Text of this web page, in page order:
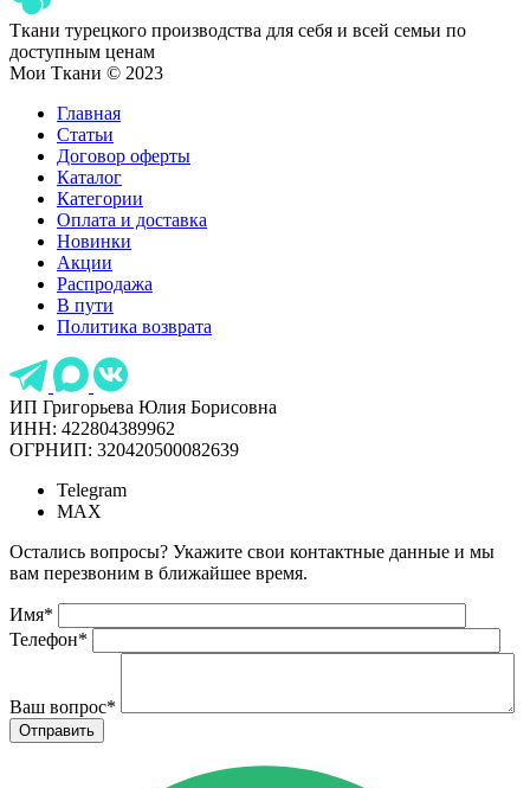
Ткани турецкого производства для себя и всей семьи по
доступным ценам
Мои Ткани © 2023
Главная
Статьи
Договор оферты
Каталог
Категории
Оплата и доставка
Новинки
Акции
Распродажа
В пути
Политика возврата
ИП Григорьева Юлия Борисовна
ИНН: 422804389962
ОГРНИП: 320420500082639
Telegram
MAX
Остались вопросы? Укажите свои контактные данные и мы
вам перезвоним в ближайшее время.
Имя*
Телефон*
Ваш вопрос*